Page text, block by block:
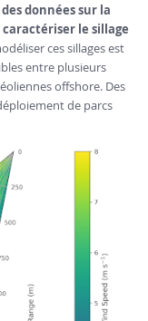
données sur la
le sillage
ces sillages est
entre plusieurs
offshore. Des
de parcs